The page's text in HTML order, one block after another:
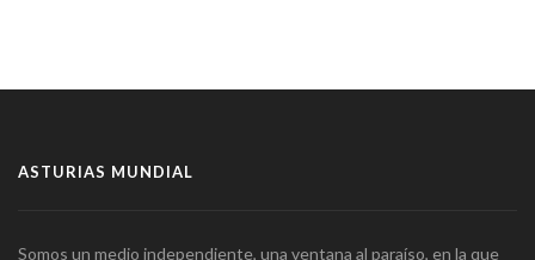
ASTURIAS MUNDIAL
Somos un medio independiente, una ventana al paraíso, en la que